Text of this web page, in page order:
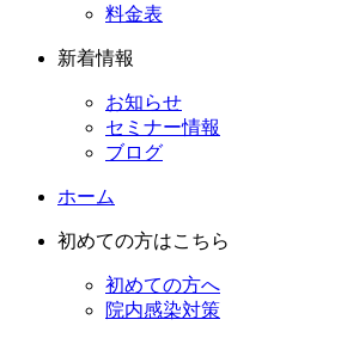
料金表
新着情報
お知らせ
セミナー情報
ブログ
ホーム
初めての方はこちら
初めての方へ
院内感染対策